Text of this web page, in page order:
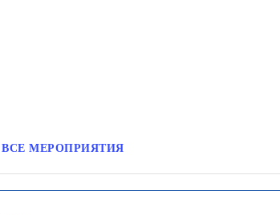
ВСЕ МЕРОПРИЯТИЯ